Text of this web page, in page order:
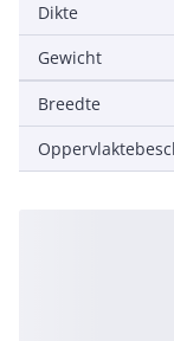
Dikte
Gewicht
Breedte